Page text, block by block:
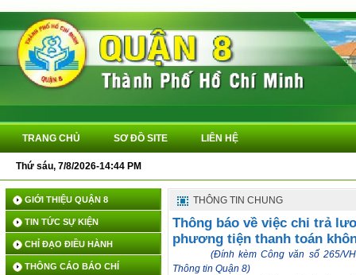
TRANG CHỦ SƠ ĐỒ SITE LIÊN HỆ
Thứ sáu, 7/8/2026-14:44 PM
GIỚI THIỆU QUẬN 8
TIN TỨC SỰ KIỆN
CHỈ ĐẠO ĐIỀU HÀNH
THÔNG CÁO BÁO CHÍ
THÔNG TIN CHUNG
Thông báo về việc chi trả
phương tiện thanh toán
(Đính kèm Công văn số 265/
Thông tin Quận 8)